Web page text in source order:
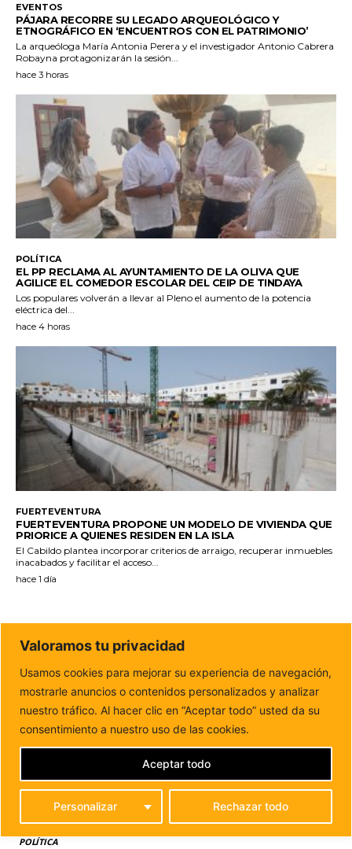
EVENTOS
PÁJARA RECORRE SU LEGADO ARQUEOLÓGICO Y
ETNOGRÁFICO EN ‘ENCUENTROS CON EL PATRIMONIO’
La arqueóloga María Antonia Perera y el investigador Antonio Cabrera
Robayna protagonizarán la sesión...
hace 3 horas
POLÍTICA
EL PP RECLAMA AL AYUNTAMIENTO DE LA OLIVA QUE
AGILICE EL COMEDOR ESCOLAR DEL CEIP DE TINDAYA
Los populares volverán a llevar al Pleno el aumento de la potencia
eléctrica del...
hace 4 horas
FUERTEVENTURA
FUERTEVENTURA PROPONE UN MODELO DE VIVIENDA QUE
PRIORICE A QUIENES RESIDEN EN LA ISLA
El Cabildo plantea incorporar criterios de arraigo, recuperar inmuebles
inacabados y facilitar el acceso...
hace 1 día